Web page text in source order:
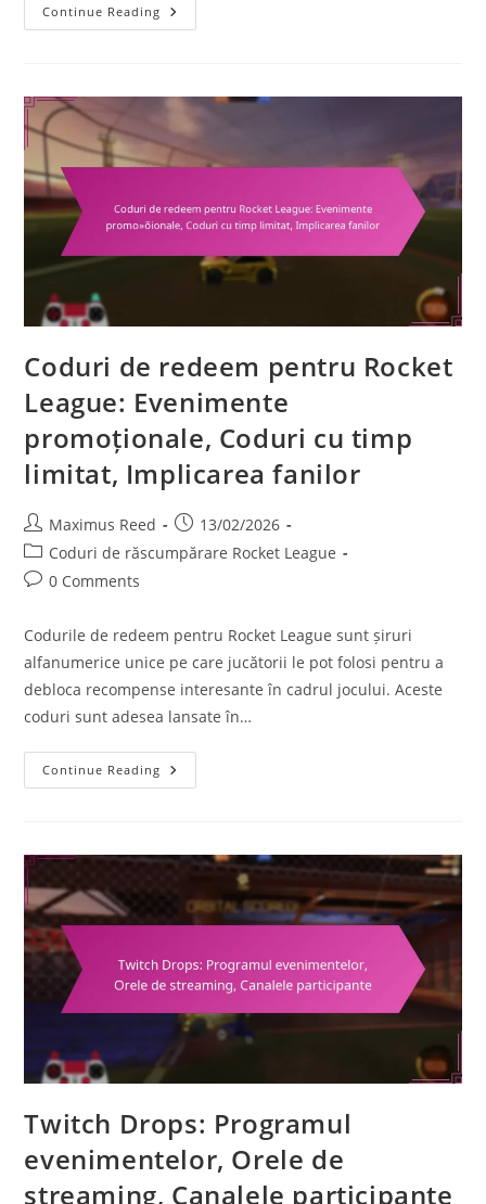
Continue Reading Twitch
Drops:
Numărul
Spectatori,
Creșterea
Comunității
Coduri de redeem pentru Rocket
League: Evenimente
promoționale, Coduri cu timp
limitat, Implicarea fanilor
Post
author:
Maximus Reed
Post
published:
13/02/2026
Post
category:
Coduri de răscumpărare Rocket League
Post0 Comments
Codurile de redeem pentru Rocket League sunt șiruri
alfanumerice unice pe care jucătorii le pot folosi pentru a
debloca recompense interesante în cadrul jocului. Aceste
coduri sunt adesea lansate în…
Continue Reading Coduri
De
Evenimente
Promoționale,
Timp
Fanilor
Twitch Drops: Programul
evenimentelor, Orele de
streaming, Canalele participante